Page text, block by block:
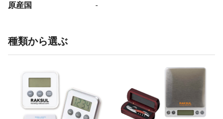
原産国
-
種類から選ぶ